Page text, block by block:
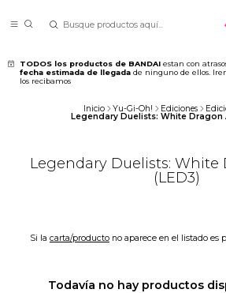
TODOS los productos de BANDAI estan con
fecha estimada de llegada de ninguno de ellos.
los recibamos
Inicio Yu-Gi-Oh! Ediciones
Legendary Duelists: White Dragon
Legendary Duelists: White
(LED3)
Si la carta/productono aparece en el listado es
Todavía no hay productos